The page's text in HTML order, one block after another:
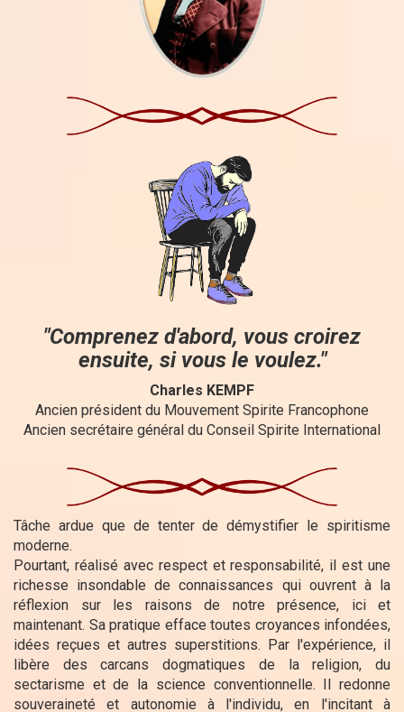
"Comprenez d'abord, vous croirez
ensuite, si vous le voulez."
Charles KEMPF
Ancien président du Mouvement Spirite Francophone
Ancien secrétaire général du Conseil Spirite International
Tâche ardue que de tenter de démystifier le spiritisme
moderne.
Pourtant, réalisé avec respect et responsabilité, il est une
richesse insondable de connaissances qui ouvrent à la
réflexion sur les raisons de notre présence, ici et
maintenant. Sa pratique efface toutes croyances infondées,
idées reçues et autres superstitions. Par l'expérience, il
libère des carcans dogmatiques de la religion, du
sectarisme et de la science conventionnelle. Il redonne
souveraineté et autonomie à l'individu, en l'incitant à